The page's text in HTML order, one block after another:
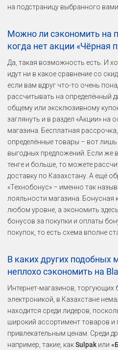
на подстраницу выбранного
Можно ли сэкономить на
когда нет акции «Чёрная
Да, такая возможность есть. И
идут ни в какое сравнение со
если вам вдруг что-то очень
рассчитывать на определённый
общему или эксклюзивному
заглянуть и в раздел «Акции» на
магазина. Бесплатная
определённые товары – вот
выгодных предложений. Если же
тенге и больше, то можете
доставку по Казахстану. А ещё
«Технобонус» – именно так
лояльности магазина. Бонусная
любом уровне, а экономить
бонусов за покупки и оплаты
покупок, то есть схема вполне
В каких других подобных
неплохо сэкономить на
Интернет-магазинов, торгующих
электроникой, в Казахстане
находится среди лидеров,
широкий ассортимент товаров и
привлекательным ценам. Среди
например, такие, какSulpak или